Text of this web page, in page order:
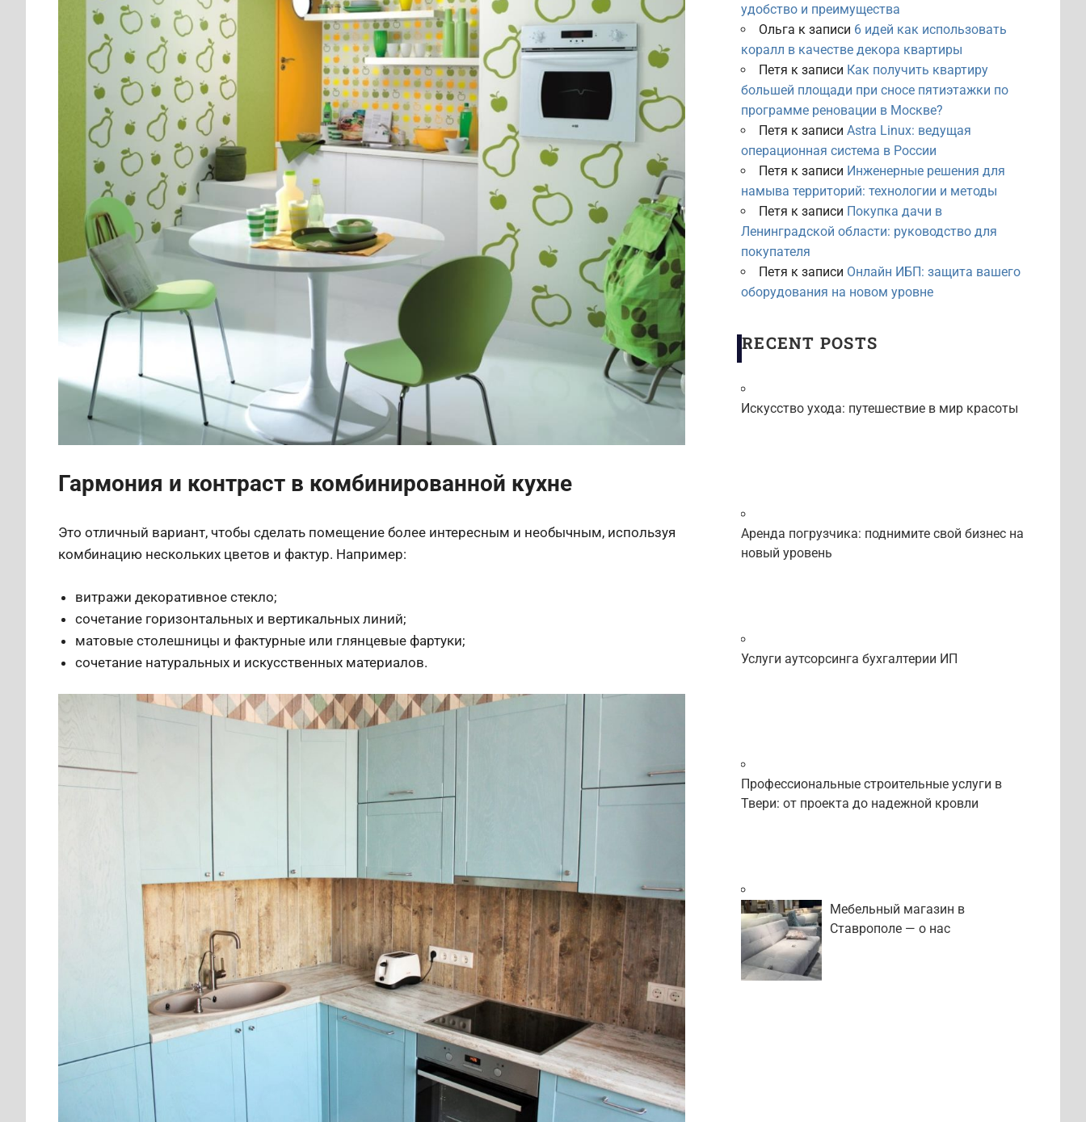
Гармония и контраст в комбинированной кухне
Это отличный вариант, чтобы сделать помещение более интересным и необычным, используя
комбинацию нескольких цветов и фактур. Например:
витражи декоративное стекло;
сочетание горизонтальных и вертикальных линий;
матовые столешницы и фактурные или глянцевые фартуки;
сочетание натуральных и искусственных материалов.
удобство и преимущества
Ольга к записи 6 идей как использовать
коралл в качестве декора квартиры
Петя к записи Как получить квартиру
большей площади при сносе пятиэтажки по
программе реновации в Москве?
Петя к записи Astra Linux: ведущая
операционная система в России
Петя к записи Инженерные решения для
намыва территорий: технологии и методы
Петя к записи Покупка дачи в
Ленинградской области: руководство для
покупателя
Петя к записи Онлайн ИБП: защита вашего
оборудования на новом уровне
RECENT POSTS
Искусство ухода: путешествие в мир красоты
Аренда погрузчика: поднимите свой бизнес на
новый уровень
Услуги аутсорсинга бухгалтерии ИП
Профессиональные строительные услуги в
Твери: от проекта до надежной кровли
Мебельный магазин в
Ставрополе — о нас